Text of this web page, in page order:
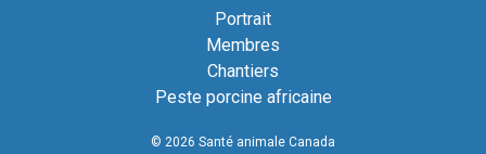
Portrait
Membres
Chantiers
Peste porcine africaine
© 2026 Santé animale Canada